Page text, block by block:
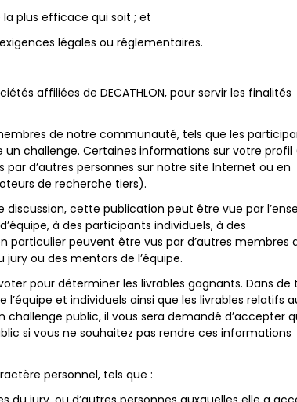
plus efficace qui soit ; et
légales ou réglementaires.
affiliées de DECATHLON, pour servir les finalités
de notre communauté, tels que les
un challenge. Certaines informations sur votre profil
d’autres personnes sur notre site Internet ou en
de recherche tiers).
cette publication peut être vue par
à des participants individuels, à des
particulier peuvent être vus par d’autres membres
ou des mentors de l’équipe.
pour déterminer les livrables gagnants. Dans de
et individuels ainsi que les livrables relatifs
public, il vous sera demandé d’accepter
si vous ne souhaitez pas rendre ces informations
personnel, tels que :